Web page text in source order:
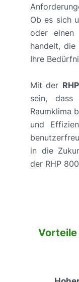
Ob es sich
oder einen
handelt, die
Ihre
Mit der
sein,
Raumklima
und
in die
der RHP
Vorteile